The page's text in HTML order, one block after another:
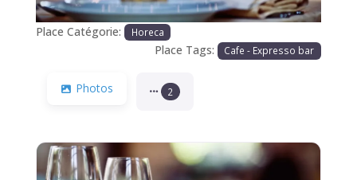
Place Catégorie: Horeca
Place Tags: Cafe - Expresso bar
Photos 2